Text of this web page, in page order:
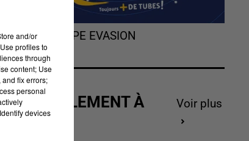
L'HOROSCOPE EVASION
ACTUELLEMENT À
GAGNER
Voir plus
and/or
profiles to
through
content; Use
fix errors;
personal
devices